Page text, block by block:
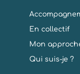
En collectif
Mon
Qui suis-je ?